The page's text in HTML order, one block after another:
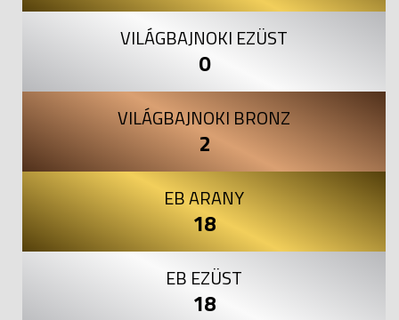
VILÁGBAJNOKI EZÜST
0
VILÁGBAJNOKI BRONZ
2
EB ARANY
18
EB EZÜST
18